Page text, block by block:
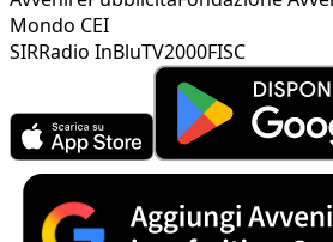
Mondo CEI
SIRRadio InBluTV2000FISC